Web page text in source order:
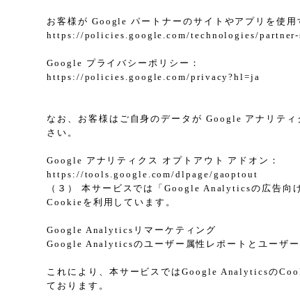
お客様が Google パートナーのサイトやアプリを使
https://policies.google.com/technologies/
Google プライバシーポリシー：
https://policies.google.com/privacy?hl=ja
なお、お客様はご自身のデータが Google アナリテ
さい。
Google アナリティクス オプトアウト アドオン：
https://tools.google.com/dlpage/gaoptout
（３） 本サービスでは「Google Analyticsの広告
Cookieを利用しています。
Google Analyticsリマーケティング
Google Analyticsのユーザー属性レポートとユーザ
これにより、本サービスではGoogle Analyticsの
ております。